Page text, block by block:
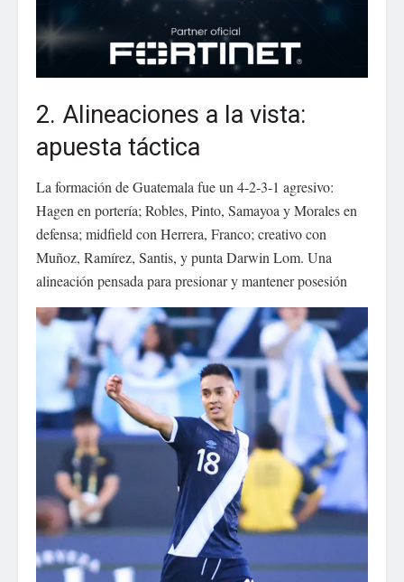
2. Alineaciones a la vista:
apuesta táctica
La formación de Guatemala fue un 4‑2‑3‑1 agresivo:
Hagen en portería; Robles, Pinto, Samayoa y Morales en
defensa; midfield con Herrera, Franco; creativo con
Muñoz, Ramírez, Santis, y punta Darwin Lom. Una
alineación pensada para presionar y mantener posesión